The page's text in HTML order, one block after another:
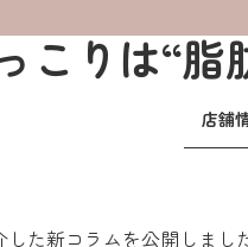
店舗
こりは“脂
た新コラムを公開しまし